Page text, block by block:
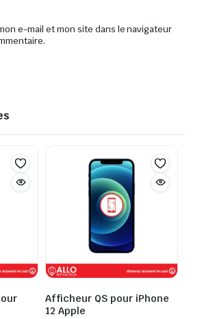
e-mail et mon site dans le navigateur
Afficheur QS pour iPhone
12 Apple